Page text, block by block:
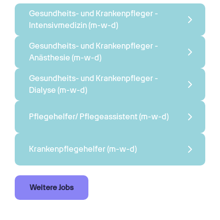
Gesundheits- und Krankenpfleger -
Intensivmedizin (m-w-d)
Gesundheits- und Krankenpfleger -
Anästhesie (m-w-d)
Gesundheits- und Krankenpfleger -
Dialyse (m-w-d)
Pflegehelfer/ Pflegeassistent (m-w-d)
Krankenpflegehelfer (m-w-d)
Weitere Jobs